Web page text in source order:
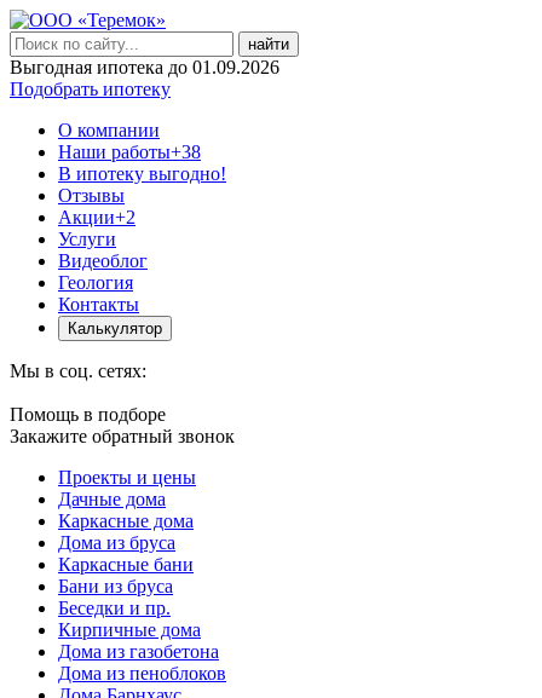
найти
Выгодная ипотека до 01.09.2026
Подобрать ипотеку
О компании
Наши работы+38
В ипотеку выгодно!
Отзывы
Акции+2
Услуги
Видеоблог
Геология
Контакты
Калькулятор
Мы в соц. сетях:
Помощь в подборе
Закажите обратный звонок
Проекты и цены
Дачные дома
Каркасные дома
Дома из бруса
Каркасные бани
Бани из бруса
Беседки и пр.
Кирпичные дома
Дома из газобетона
Дома из пеноблоков